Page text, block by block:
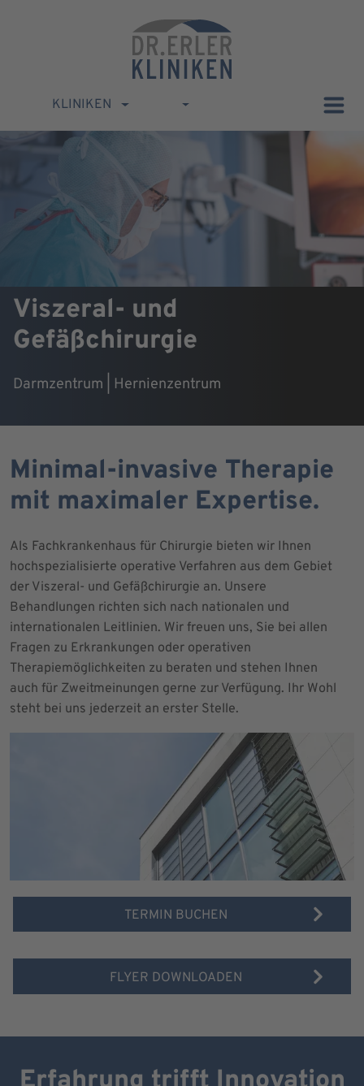
KLINIKEN
Viszeral- und
Gefäßchirurgie
Darmzentrum | Hernienzentrum
Minimal-invasive Therapie
mit maximaler Expertise.
Als Fachkrankenhaus für Chirurgie bieten wir Ihnen
hochspezialisierte operative Verfahren aus dem Gebiet
der Viszeral- und Gefäßchirurgie an. Unsere
Behandlungen richten sich nach nationalen und
internationalen Leitlinien. Wir freuen uns, Sie bei allen
Fragen zu Erkrankungen oder operativen
Therapiemöglichkeiten zu beraten und stehen Ihnen
auch für Zweitmeinungen gerne zur Verfügung. Ihr Wohl
steht bei uns jederzeit an erster Stelle.
TERMIN BUCHEN
FLYER DOWNLOADEN